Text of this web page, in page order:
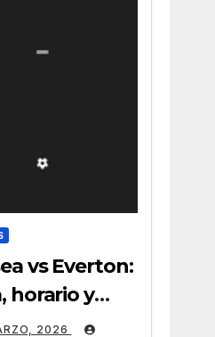
vs Everton:
horario y
del duelo en
2026